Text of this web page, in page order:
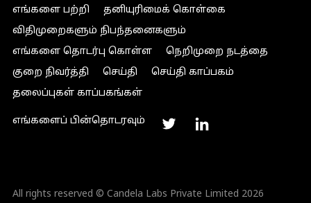
எங்களை பற்றி
தனியுரிமைக் கொள்கை
விதிமுறைகளும் நிபந்தனைகளும்
எங்களை தொடர்பு கொள்ள
நெறிமுறை நடத்தை
குறை நிவர்த்தி
செய்தி
செய்தி காப்பகம்
தலைப்புகள் காப்பகங்கள்
எங்களைப் பின்தொடரவும்
All rights reserved © Candela Labs Private Limited 2026